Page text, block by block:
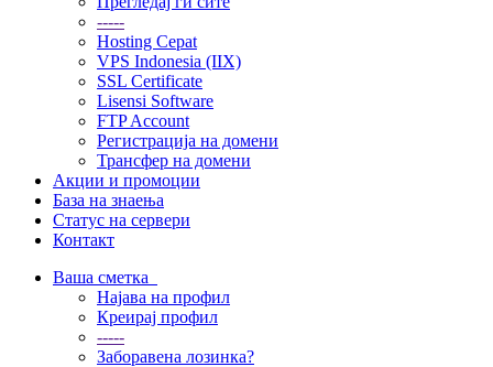
-----
Hosting Cepat
VPS Indonesia (IIX)
SSL Certificate
Lisensi Software
FTP Account
Регистрација на домени
Трансфер на домени
Акции и промоции
База на знаења
Статус на сервери
Контакт
Ваша сметка
Најава на профил
Креирај профил
-----
Заборавена лозинка?